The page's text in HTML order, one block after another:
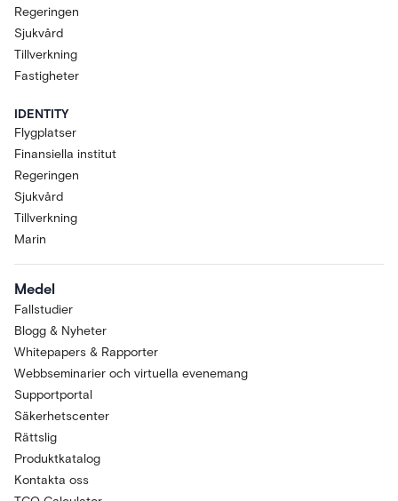
Regeringen
Sjukvård
Tillverkning
Fastigheter
IDENTITY
Flygplatser
Finansiella institut
Regeringen
Sjukvård
Tillverkning
Marin
Medel
Fallstudier
Blogg & Nyheter
Whitepapers & Rapporter
Webbseminarier och virtuella evenemang
Supportportal
Säkerhetscenter
Rättslig
Produktkatalog
Kontakta oss